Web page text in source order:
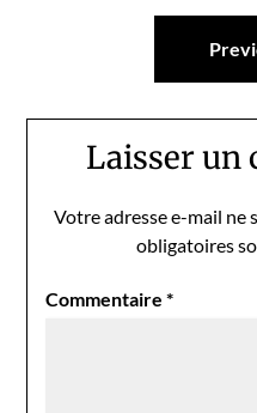
Navigation
Laisser un
Votre adresse e-mail ne
obligatoires
Commentaire*